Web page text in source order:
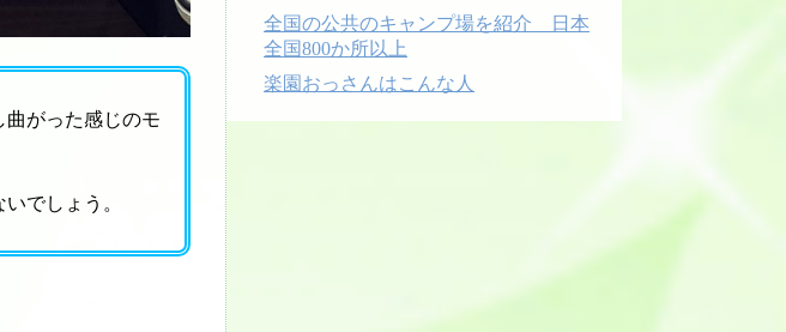
がった感じのモ
でしょう。
全国の公共のキャンプ場を紹介 日本
全国800か所以上
楽園おっさんはこんな人